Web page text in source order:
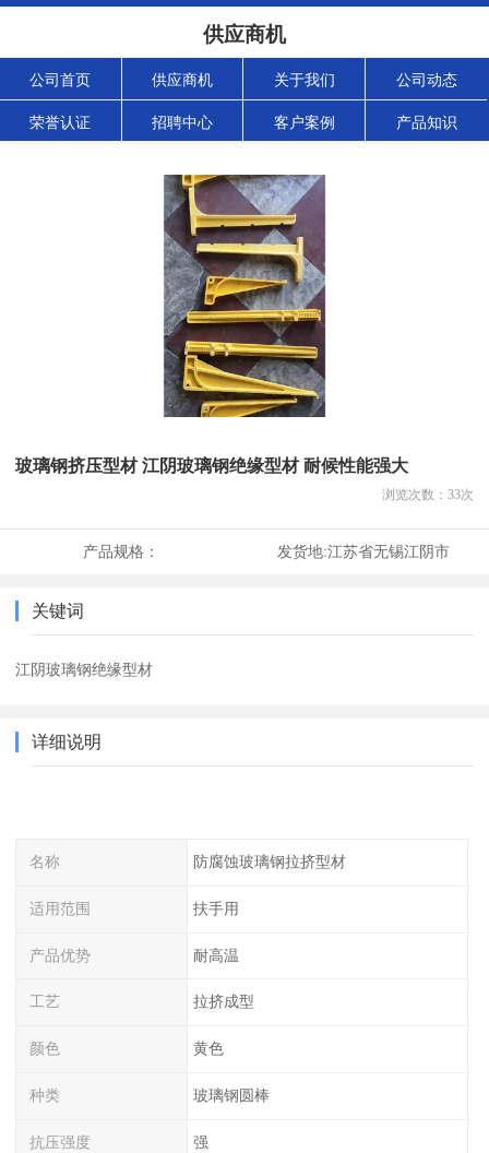
供应商机
公司首页 供应商机 关于我们 公司动态
荣誉认证 招聘中心 客户案例 产品知识
玻璃钢挤压型材 江阴玻璃钢绝缘型材 耐候性能强大
浏览次数： 33次
产品规格： 发货地:江苏省无锡江阴市
关键词
江阴玻璃钢绝缘型材
详细说明
名称 防腐蚀玻璃钢拉挤型材
适用范围 扶手用
产品优势 耐高温
工艺 拉挤成型
颜色 黄色
种类 玻璃钢圆棒
抗压强度 强